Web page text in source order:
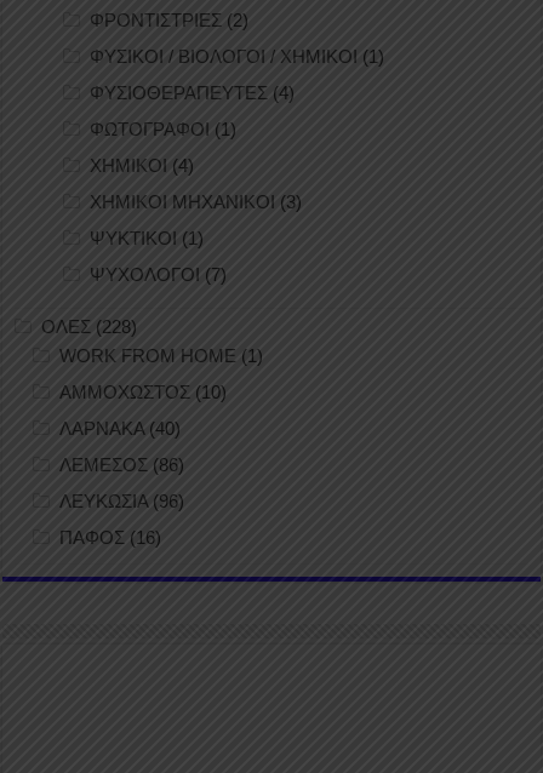
ΦΡΟΝΤΙΣΤΡΙΕΣ (2)
ΦΥΣΙΚΟΙ / ΒΙΟΛΟΓΟΙ / ΧΗΜΙΚΟΙ (1)
ΦΥΣΙΟΘΕΡΑΠΕΥΤΕΣ (4)
ΦΩΤΟΓΡΑΦΟΙ (1)
ΧΗΜΙΚΟΙ (4)
ΧΗΜΙΚΟΙ ΜΗΧΑΝΙΚΟΙ (3)
ΨΥΚΤΙΚΟΙ (1)
ΨΥΧΟΛΟΓΟΙ (7)
ΟΛΕΣ (228)
WORK FROM HOME (1)
ΑΜΜΟΧΩΣΤΟΣ (10)
ΛΑΡΝΑΚΑ(40)
ΛΕΜΕΣΟΣ (86)
ΛΕΥΚΩΣΙΑ(96)
ΠΑΦΟΣ (16)